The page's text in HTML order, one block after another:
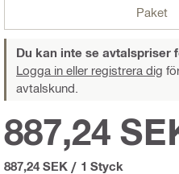
Paket
Du kan inte se avtalspriser
Logga in eller registrera dig
avtalskund.
887,24
887,24 SEK / 1 Styck